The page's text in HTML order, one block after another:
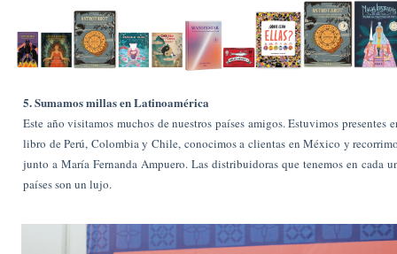
5. Sumamos millas en Latinoamérica
Este año visitamos muchos de nuestros países amigos. Estuvimos presentes
libro de Perú, Colombia y Chile, conocimos a clientas en México y
junto a María Fernanda Ampuero. Las distribuidoras que tenemos en cada
países son un lujo.